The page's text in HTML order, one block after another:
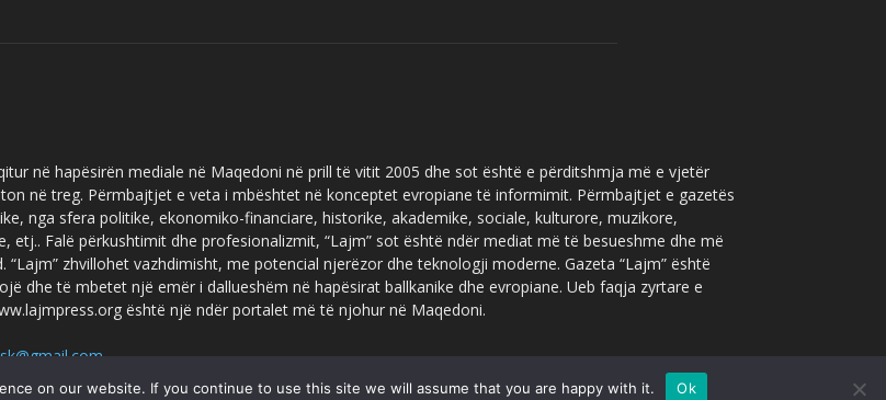
në hapësirën mediale në Maqedoni në prill të vitit 2005 dhe sot është e përditshmja më e vjetër
në treg. Përmbajtjet e veta i mbështet në konceptet evropiane të informimit. Përmbajtjet e gazetës
nga sfera politike, ekonomiko-financiare, historike, akademike, sociale, kulturore, muzikore,
etj.. Falë përkushtimit dhe profesionalizmit, “Lajm” sot është ndër mediat më të besueshme dhe më
“Lajm” zhvillohet vazhdimisht, me potencial njerëzor dhe teknologji moderne. Gazeta “Lajm” është
dhe të mbetet një emër i dallueshëm në hapësirat ballkanike dhe evropiane. Ueb faqja zyrtare e
është një ndër portalet më të njohur në Maqedoni.
on our website. If you continue to use this site we will assume that you are happy with it. Ok